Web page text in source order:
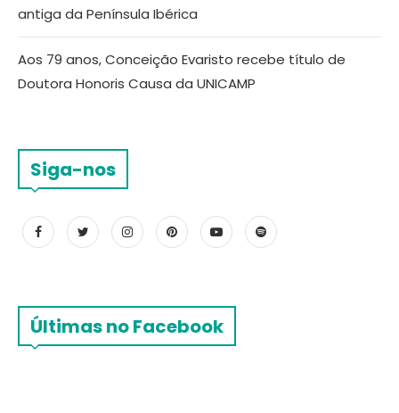
antiga da Península Ibérica
Aos 79 anos, Conceição Evaristo recebe título de
Doutora Honoris Causa da UNICAMP
Siga-nos
Últimas no Facebook